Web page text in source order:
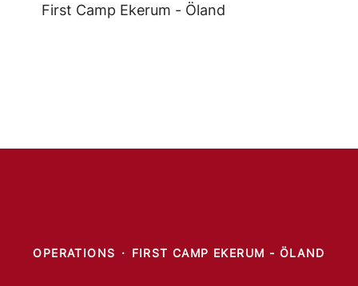
First Camp Ekerum - Öland
OPERATIONS · FIRST CAMP EKERUM - ÖLAND